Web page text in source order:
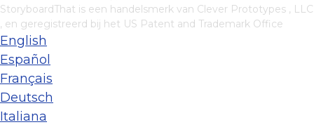
StoryboardThat is een handelsmerk van Clever Prototypes , LLC
, en geregistreerd bij het US Patent and Trademark Office
English
Español
Français
Deutsch
Italiana